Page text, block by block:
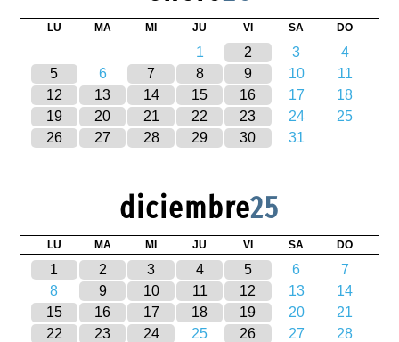
LU MA MI JU VI SA DO
1 2 3
4
5
6 7 8 9 10
11
12
13 14 15 16 17
18
19
20 21 22 23 24
25
26
27 28 29 30 31
diciembre25
LU MA MI JU VI SA DO
1 2 3 4 5 6
7
8
9 10 11 12 13
14
15
16 17 18 19 20
21
22
23 24 25 26 27
28